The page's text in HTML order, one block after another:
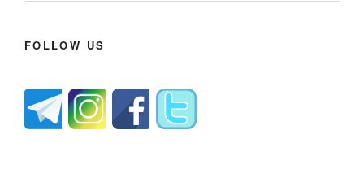
FOLLOW US